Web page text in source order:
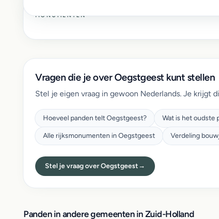
MONUMENTEN
Vragen die je over Oegstgeest kunt stellen
Stel je eigen vraag in gewoon Nederlands. Je krijgt
Hoeveel panden telt Oegstgeest? Wat is het oudste
Alle rijksmonumenten in Oegstgeest Verdeling
Stel je vraag over Oegstgeest→
Panden in andere gemeenten in Zuid-Holland